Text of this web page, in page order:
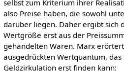
selbst zum Kriterium ihrer
also Preise haben, die sowohl
darüber liegen. Daher ergibt sich
Wertgröße erst aus der
gehandelten Waren. Marx
ausgedrückten Wertquantum,
Geldzirkulation erst finden kann: